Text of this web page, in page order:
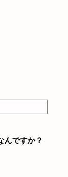
んですか？